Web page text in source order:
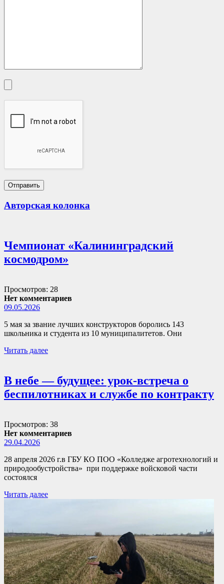
Авторская колонка
Чемпионат «Калининградский
космодром»
Просмотров: 28
Нет комментариев
09.05.2026
5 мая за звание лучших конструкторов боролись 143
школьника и студента из 10 муниципалитетов. Они
Читать далее
В небе — будущее: урок-встреча о
беспилотниках и службе по контракту
Просмотров: 38
Нет комментариев
29.04.2026
28 апреля 2026 г.в ГБУ КО ПОО «Колледже агротехнологий и
природообустройства» при поддержке войсковой части
состоялся
Читать далее